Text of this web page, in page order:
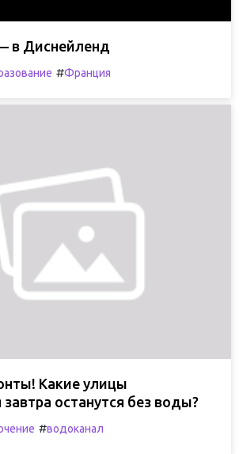
в Диснейленд
#Франция
Какие улицы
останутся без воды?
#водоканал